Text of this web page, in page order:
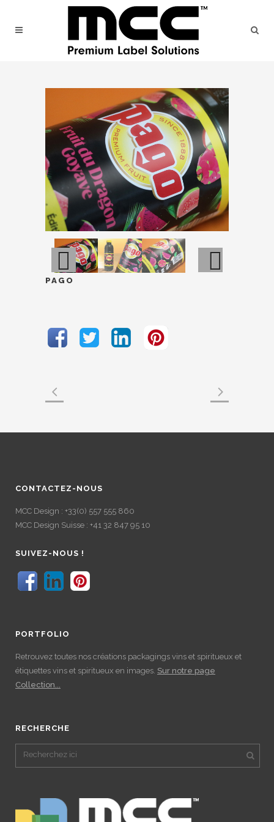
PAGO
CONTACTEZ-NOUS
MCC Design : +33(0) 557 555 860
MCC Design Suisse : +41 32 847 95 10
SUIVEZ-NOUS !
PORTFOLIO
Retrouvez toutes nos créations packagings vins et spiritueux et
étiquettes vins et spiritueux en images. Sur notre page
Collection...
RECHERCHE